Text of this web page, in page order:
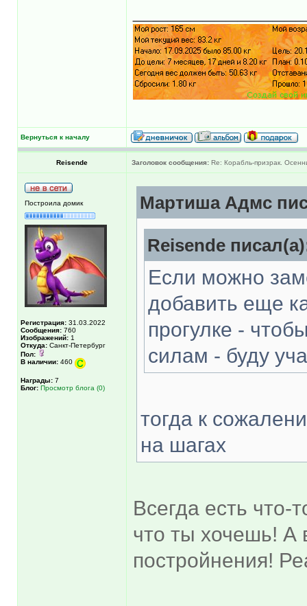
Вернуться к началу
Reisende Заголовок сообщения: Re: Корабль-призрак.
Построила домик
Регистрация: 31.03.2022
Сообщения: 760
Изображений: 1
Откуда: Санкт-Петербург
Пол:
В наличии: 460
Награды: 7
Блог: Просмотр блога (0)
Мартиша Адмс
Reisende
Если можно
добавить еще
прогулке -
силам - буду
тогда к
на шагах
Всегда есть что-
что ты хочешь! А
постройнения!